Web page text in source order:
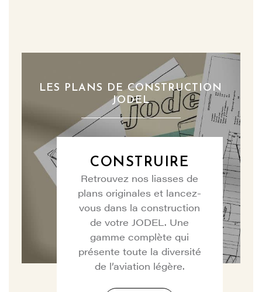
LES PLANS DE CONSTRUCTION
JODEL
CONSTRUIRE
Retrouvez nos liasses de
plans originales et lancez-
vous dans la construction
de votre JODEL. Une
gamme complète qui
présente toute la diversité
de l’aviation légère.